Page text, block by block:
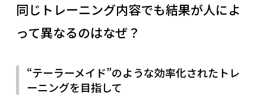
同じトレーニング内容でも結果が人によ
って異なるのはなぜ？
“テーラーメイド”のような効率化されたトレ
ーニングを目指して